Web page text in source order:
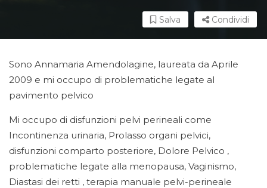
Condividi
Salva
Sono Annamaria Amendolagine, laureata da Aprile
2009 e mi occupo di problematiche legate al
pavimento pelvico
Mi occupo di disfunzioni pelvi perineali come
Incontinenza urinaria, Prolasso organi pelvici,
disfunzioni comparto posteriore, Dolore Pelvico ,
problematiche legate alla menopausa, Vaginismo,
Diastasi dei retti , terapia manuale pelvi-perineale